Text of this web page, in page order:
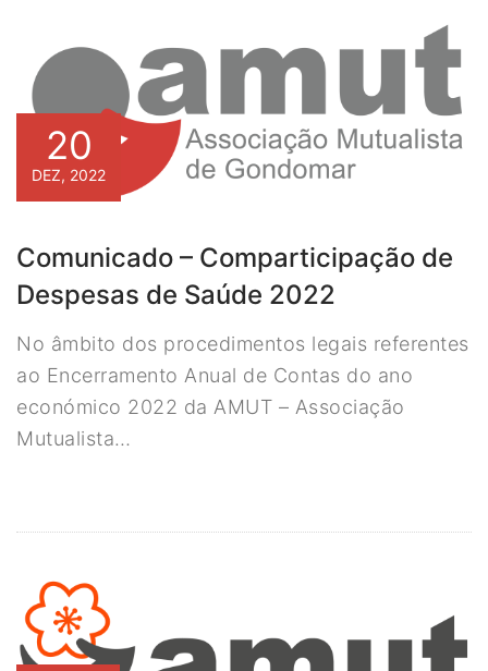
20
DEZ, 2022
Comunicado – Comparticipação de
Despesas de Saúde 2022
No âmbito dos procedimentos legais referentes
ao Encerramento Anual de Contas do ano
económico 2022 da AMUT – Associação
Mutualista…